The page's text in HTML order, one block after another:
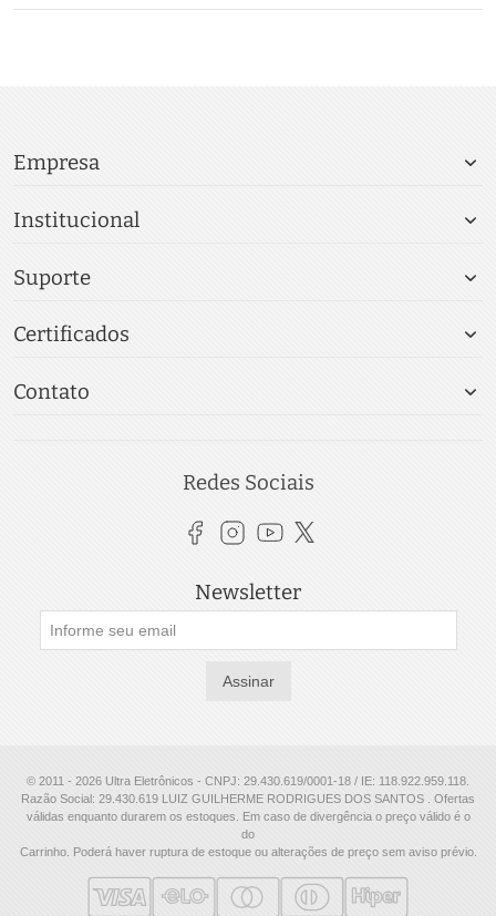
Empresa
Institucional
Suporte
Certificados
Contato
Redes Sociais
Newsletter
Assinar
© 2011 - 2026 Ultra Eletrônicos - CNPJ: 29.430.619/0001-18 / IE: 118.922.959.118.
Razão Social: 29.430.619 LUIZ GUILHERME RODRIGUES DOS SANTOS . Ofertas
válidas enquanto durarem os estoques. Em caso de divergência o preço válido é o
do
Carrinho. Poderá haver ruptura de estoque ou alterações de preço sem aviso prévio.